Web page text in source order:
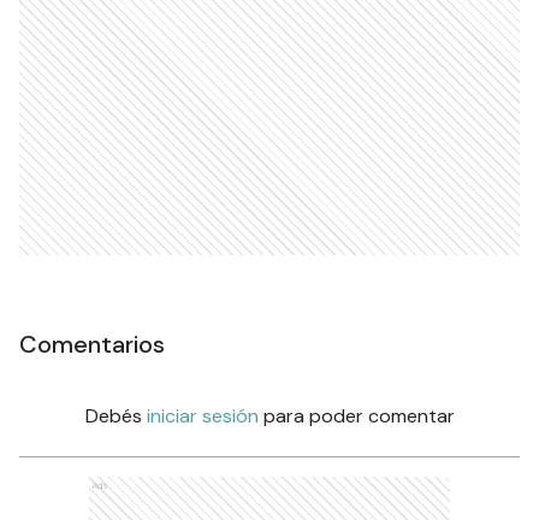
Comentarios
Debés iniciar sesión para poder comentar
Ads